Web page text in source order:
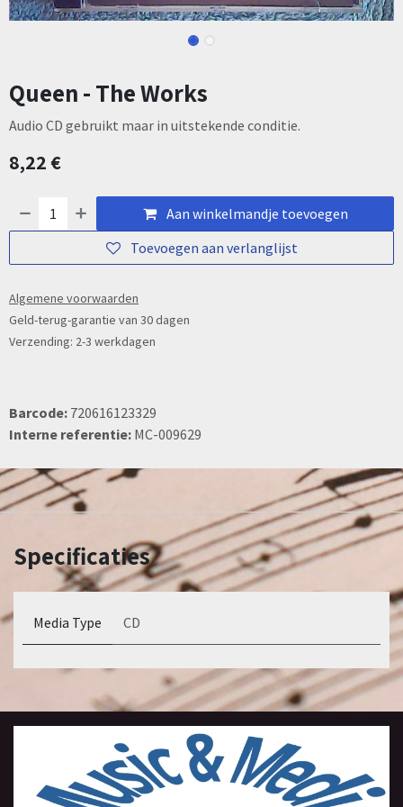
Queen - The Works
Audio CD gebruikt maar in uitstekende conditie.
8,22€
Aan winkelmandje toevoegen
Toevoegen aan verlanglijst
Algemene voorwaarden
Geld-terug-garantie van 30 dagen
Verzending: 2-3 werkdagen
Barcode: 720616123329
Interne referentie: MC-009629
Specificaties
Media Type CD